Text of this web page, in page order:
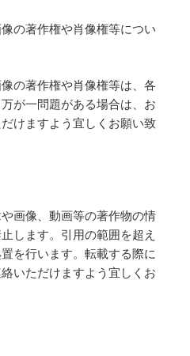
の著作権や肖像権等につい
の著作権や肖像権等は、各
が一問題がある場合は、お
けますよう宜しくお願い致
画像、動画等の著作物の情
します。引用の範囲を超え
を行います。転載する際に
いただけますよう宜しくお